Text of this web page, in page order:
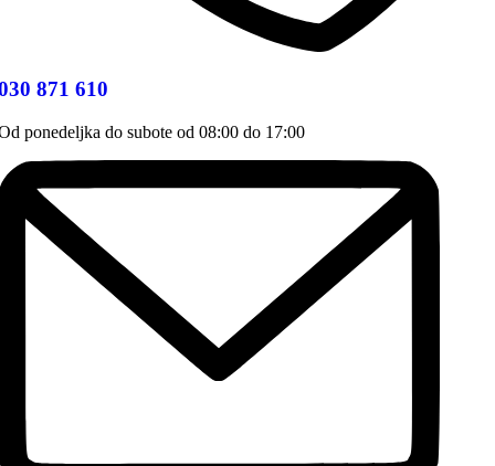
871 610
ponedeljka do subote od 08:00 do 17:00